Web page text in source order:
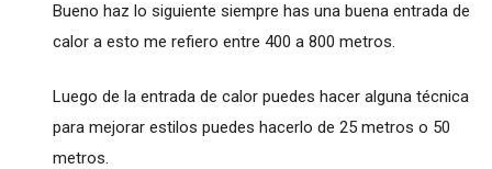
Bueno haz lo siguiente siempre has una buena entrada de
calor a esto me refiero entre 400 a 800 metros.
Luego de la entrada de calor puedes hacer alguna técnica
para mejorar estilos puedes hacerlo de 25 metros o 50
metros.